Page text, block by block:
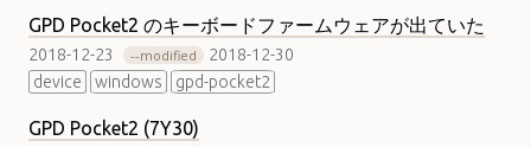
GPD Pocket2 のキーボードファームウェアが出ていた
2018-12-23 modified
2018-12-30
device
windows gpd-pocket2
GPD Pocket2 (7Y30)